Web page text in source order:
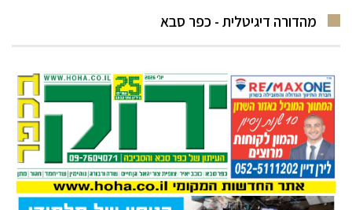
מהדורה דיגיטלית - כפר סבא